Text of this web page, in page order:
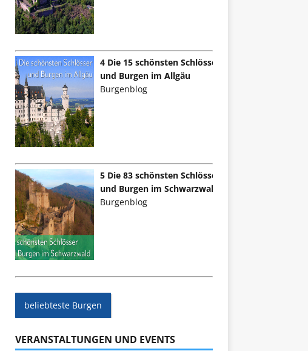
4 Die 15 schönsten Schlösser
und Burgen im Allgäu
Burgenblog
5 Die 83 schönsten Schlösser
und Burgen im Schwarzwald
Burgenblog
beliebteste Burgen
VERANSTALTUNGEN UND EVENTS